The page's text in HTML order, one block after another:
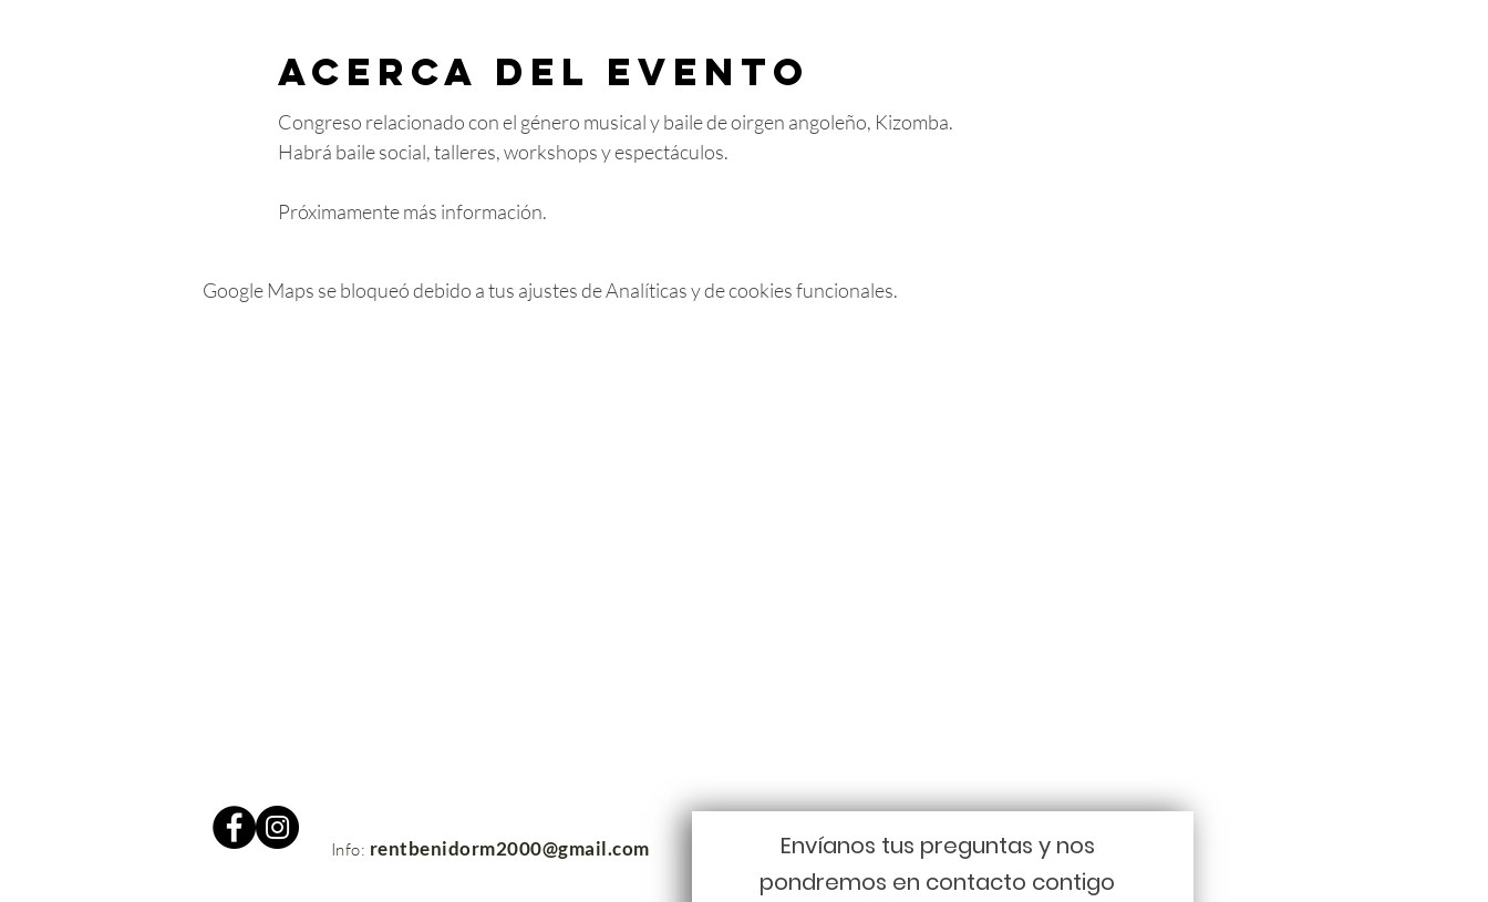
Acerca del evento
Congreso relacionado con el género musical y baile de oirgen angoleño, Kizomba.
Habrá baile social, talleres, workshops y espectáculos.
Próximamente más información.
Google Maps se bloqueó debido a tus ajustes de Analíticas y de cookies funcionales.
Info: rentbenidorm2000@gmail.com
Envíanos tus preguntas y nos
pondremos en contacto contigo